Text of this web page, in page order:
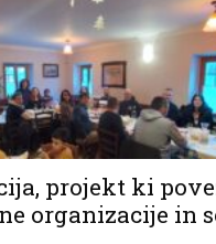
projekt ki
organizacije in